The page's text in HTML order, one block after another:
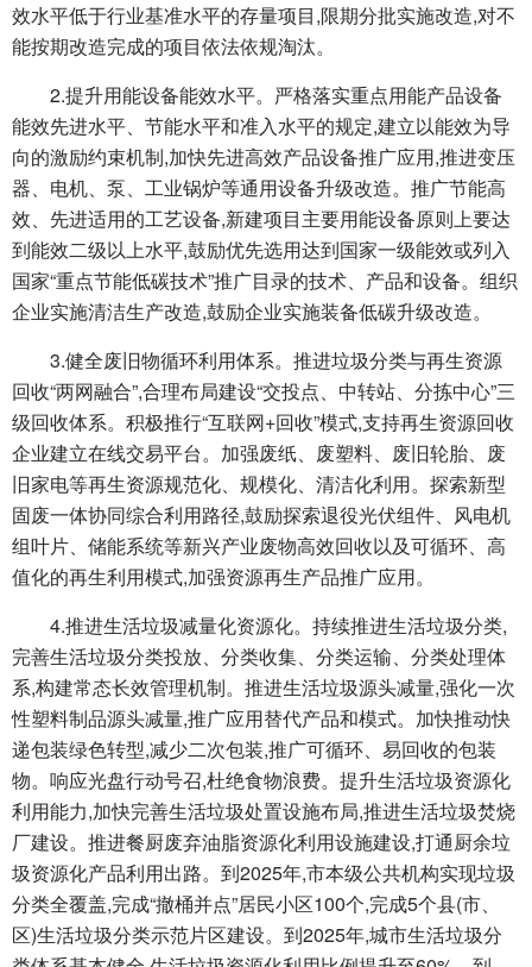
效水平低于行业基准水平的存量项目,限期分批实施改造,对不
能按期改造完成的项目依法依规淘汰。
2.提升用能设备能效水平。严格落实重点用能产品设备
能效先进水平、节能水平和准入水平的规定,建立以能效为导
向的激励约束机制,加快先进高效产品设备推广应用,推进变压
器、电机、泵、工业锅炉等通用设备升级改造。推广节能高
效、先进适用的工艺设备,新建项目主要用能设备原则上要达
到能效二级以上水平,鼓励优先选用达到国家一级能效或列入
国家“重点节能低碳技术”推广目录的技术、产品和设备。组织
企业实施清洁生产改造,鼓励企业实施装备低碳升级改造。
3.健全废旧物循环利用体系。推进垃圾分类与再生资源
回收“两网融合”,合理布局建设“交投点、中转站、分拣中心”三
级回收体系。积极推行“互联网+回收”模式,支持再生资源回收
企业建立在线交易平台。加强废纸、废塑料、废旧轮胎、废
旧家电等再生资源规范化、规模化、清洁化利用。探索新型
固废一体协同综合利用路径,鼓励探索退役光伏组件、风电机
组叶片、储能系统等新兴产业废物高效回收以及可循环、高
值化的再生利用模式,加强资源再生产品推广应用。
4.推进生活垃圾减量化资源化。持续推进生活垃圾分类,
完善生活垃圾分类投放、分类收集、分类运输、分类处理体
系,构建常态长效管理机制。推进生活垃圾源头减量,强化一次
性塑料制品源头减量,推广应用替代产品和模式。加快推动快
递包装绿色转型,减少二次包装,推广可循环、易回收的包装
物。响应光盘行动号召,杜绝食物浪费。提升生活垃圾资源化
利用能力,加快完善生活垃圾处置设施布局,推进生活垃圾焚烧
厂建设。推进餐厨废弃油脂资源化利用设施建设,打通厨余垃
圾资源化产品利用出路。到2025年,市本级公共机构实现垃圾
分类全覆盖,完成“撤桶并点”居民小区100个,完成5个县(市、
区)生活垃圾分类示范片区建设。到2025年,城市生活垃圾分